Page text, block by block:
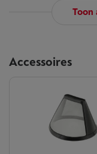
Toon
Accessoires